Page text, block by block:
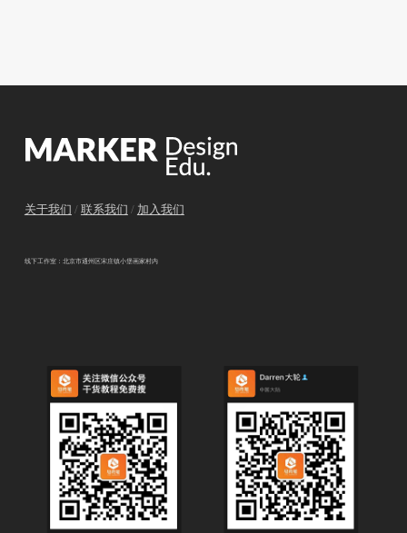
关于我们 / 联系我们 / 加入我们
线下工作室：北京市通州区宋庄镇小堡画家村内